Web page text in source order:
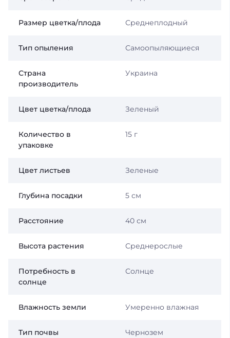
Размер цветка/плода Среднеплодный
Тип опыления Самоопыляющиеся
Страна
производитель
Украина
Цвет цветка/плода Зеленый
Количество в
упаковке
15 г
Цвет листьев Зеленые
Глубина посадки 5 см
Расстояние 40 см
Высота растения Среднерослые
Потребность в
солнце
Солнце
Влажность земли Умеренно влажная
Тип почвы Чернозем